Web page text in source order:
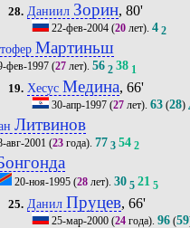
28. Даниил Зорин, 80'
22-фев-2004 (20 лет).4 2
Мартиньш
фев-1997(27лет). 56 2 38 1
19. Хесус Медина, 66'
30-апр-1997 (27 лет).63 (28)
Литвинов
авг-2001 (23года). 77 3 54 2
20-ноя-1995(28лет). 30 5 21 5
25. Данил Пруцев, 66'
25-мар-2000 (24 года).96 (59